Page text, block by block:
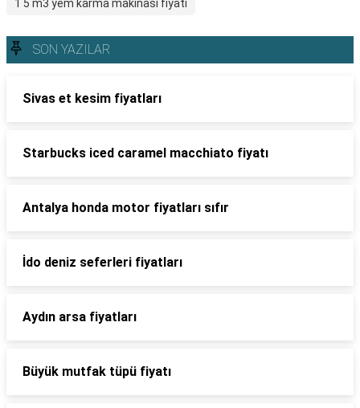
1 5 m3 yem karma makinası fiyatı
SON YAZILAR
Sivas et kesim fiyatları
Starbucks iced caramel macchiato fiyatı
Antalya honda motor fiyatları sıfır
İdo deniz seferleri fiyatları
Aydın arsa fiyatları
Büyük mutfak tüpü fiyatı